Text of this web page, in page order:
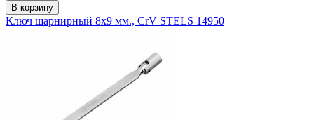
В корзину
Ключ шарнирный 8х9 мм., CrV STELS 14950